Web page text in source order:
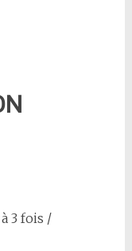
3 fois /